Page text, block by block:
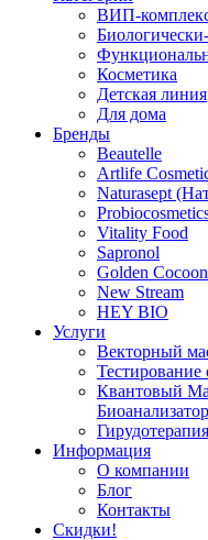
ВИП-
Косметика
Детская линия
Для дома
Бренды
Beautelle
Artlife
Naturasept
Vitality Food
Sapronol
Golden Cocoon
New Stream
HEY BIO
Услуги
Векторный
Тестирование
Квантовый
Биоанализатор
Информация
О компании
Блог
Контакты
Скидки!